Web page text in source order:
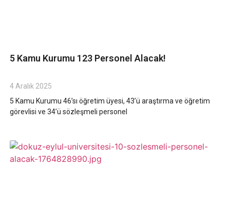
5 Kamu Kurumu 123 Personel Alacak!
4 Aralık 2025
5 Kamu Kurumu 46’sı öğretim üyesi, 43’ü araştırma ve öğretim
görevlisi ve 34’ü sözleşmeli personel